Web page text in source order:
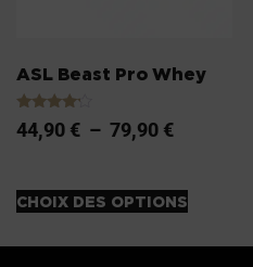
ASL Beast Pro Whey
Note
4.00
44,90 € – 79,90 €
CHOIX DES OPTIONS